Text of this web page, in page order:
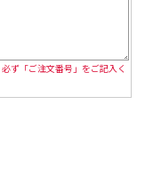
ず「ご注文番号」をご記入く